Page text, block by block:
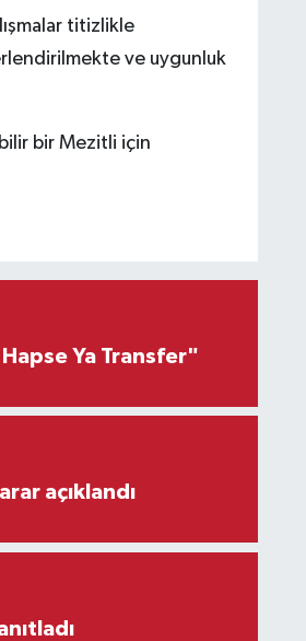
titizlikle
ve uygunluk
bir Mezitli için
Hapse Ya Transfer"
açıklandı